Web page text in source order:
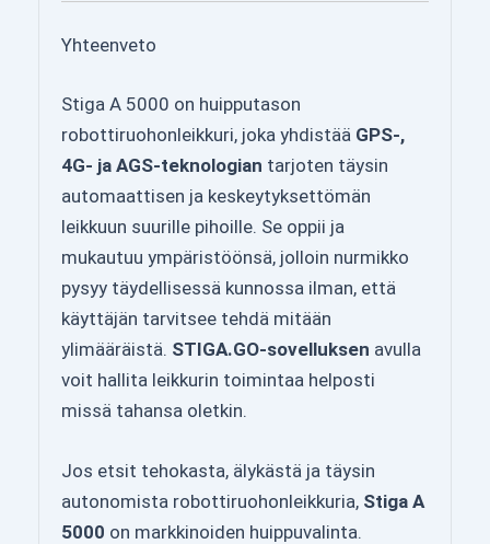
Yhteenveto
Stiga A 5000 on huipputason
robottiruohonleikkuri, joka yhdistää GPS-,
4G- ja AGS-teknologian tarjoten täysin
automaattisen ja keskeytyksettömän
leikkuun suurille pihoille. Se oppii ja
mukautuu ympäristöönsä, jolloin nurmikko
pysyy täydellisessä kunnossa ilman, että
käyttäjän tarvitsee tehdä mitään
ylimääräistä. STIGA.GO-sovelluksen avulla
voit hallita leikkurin toimintaa helposti
missä tahansa oletkin.
Jos etsit tehokasta, älykästä ja täysin
autonomista robottiruohonleikkuria, Stiga A
5000 on markkinoiden huippuvalinta.